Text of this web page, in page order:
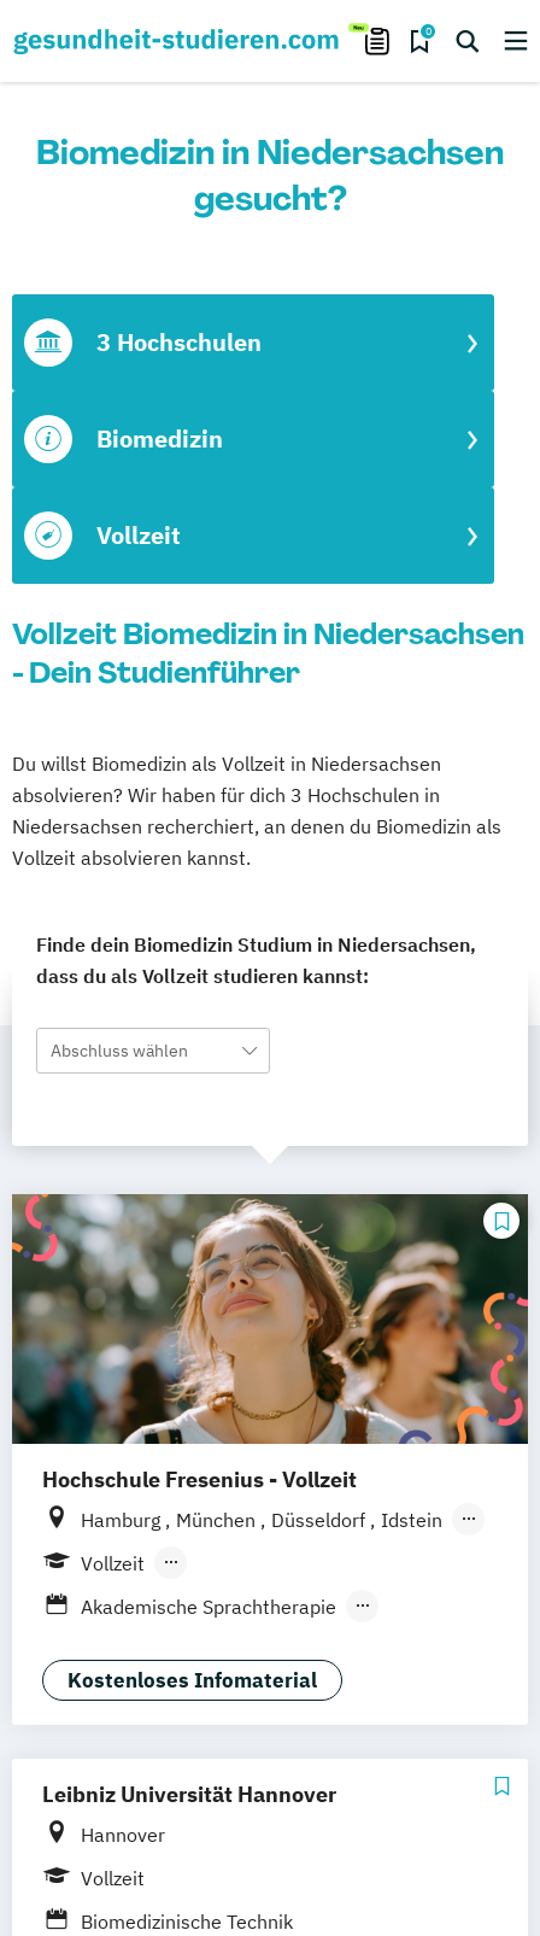
0
Biomedizin in Niedersachsen
gesucht?
Vollzeit
Biomedizin
3 Hochschulen
Vollzeit Biomedizin in Niedersachsen
- Dein Studienführer
Du willst Biomedizin als Vollzeit in Niedersachsen
absolvieren? Wir haben für dich 3 Hochschulen in
Niedersachsen recherchiert, an denen du Biomedizin als
Vollzeit absolvieren kannst.
Finde dein Biomedizin Studium in Niedersachsen,
dass du als Vollzeit studieren kannst:
Abschluss wählen
Hochschule Fresenius - Vollzeit
Hamburg München Düsseldorf
Idstein
Berlin
Braunschweig Erfurt
Vollzeit
Berufsbegleitendes Präsenzstudium
Akademische Sprachtherapie
Biomedicine (EN) Chiropraktik
Ernährung & Fitness in der Prävention
Pharmacoeconomics (EN)
Lebensmittelsicherheit
Physiotherapie
Sportmanagement
Kostenloses Infomaterial
Leibniz Universität Hannover
Hannover
Vollzeit
Biomedizinische Technik